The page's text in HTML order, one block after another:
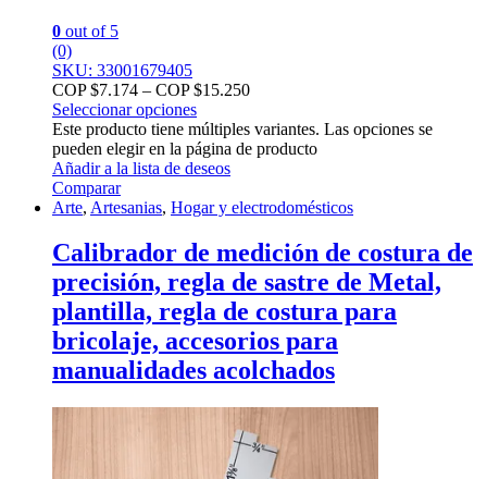
0 out of 5
(0)
SKU: 33001679405
COP $7.174 – COP $15.250
Seleccionar opciones
Este producto tiene múltiples variantes. Las opciones se
pueden elegir en la página de producto
Añadir a la lista de deseos
Comparar
Arte, Artesanias, Hogar y electrodomésticos
Calibrador de medición de costura de
precisión, regla de sastre de Metal,
plantilla, regla de costura para
bricolaje, accesorios para
manualidades acolchados